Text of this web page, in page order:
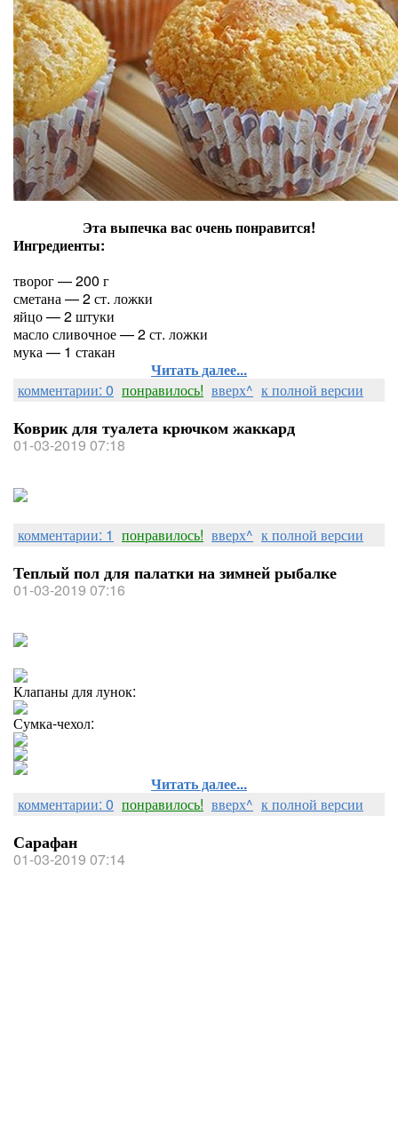
Эта выпечка вас очень понравится!
Ингредиенты:
творог — 200 г
сметана — 2 ст. ложки
яйцо — 2 штуки
масло сливочное — 2 ст. ложки
мука — 1 стакан
Читать далее...
комментарии: 0 понравилось! вверх^ к полной версии
Коврик для туалета крючком жаккард
01-03-2019 07:18
комментарии: 1 понравилось! вверх^ к полной версии
Теплый пол для палатки на зимней рыбалке
01-03-2019 07:16
Клапаны для лунок:
Сумка-чехол:
Читать далее...
комментарии: 0 понравилось! вверх^ к полной версии
Сарафан
01-03-2019 07:14